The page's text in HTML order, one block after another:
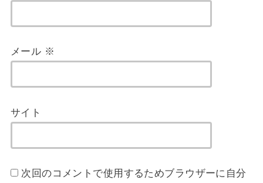
メール ※
サイト
次回のコメントで使用するためブラウザーに自分